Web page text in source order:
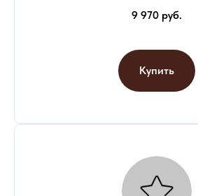
9 970 руб.
Купить